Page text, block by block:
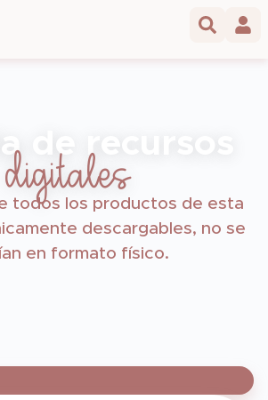
de recursos
digitales
todos los productos de esta
descargables, no se
en formato físico.